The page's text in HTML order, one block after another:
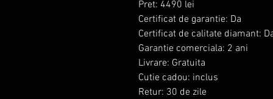
Pret: 4490 lei
Certificat de garantie: Da
Certificat de calitate diamant:
Garantie comerciala: 2 ani
Livrare: Gratuita
Cutie cadou: inclus
Retur: 30 de zile